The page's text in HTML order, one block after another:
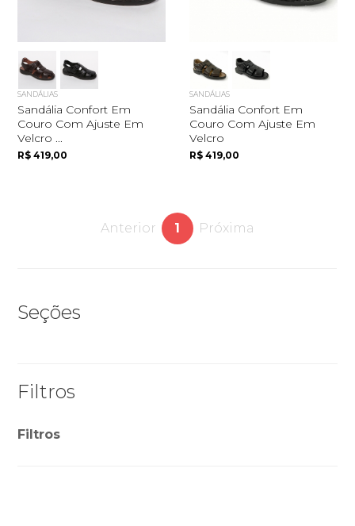
SANDÁLIAS
Sandália Confort Em
Couro Com Ajuste Em
Velcro ...
R$ 419,00
SANDÁLIAS
Sandália Confort Em
Couro Com Ajuste Em
Velcro
R$ 419,00
Anterior 1 Próxima
Seções
Filtros
Filtros